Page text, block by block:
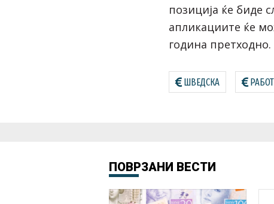
позиција ќе биде
апликациите ќе
година претходно.
ШВЕДСКА
ПОВРЗАНИ ВЕСТИ